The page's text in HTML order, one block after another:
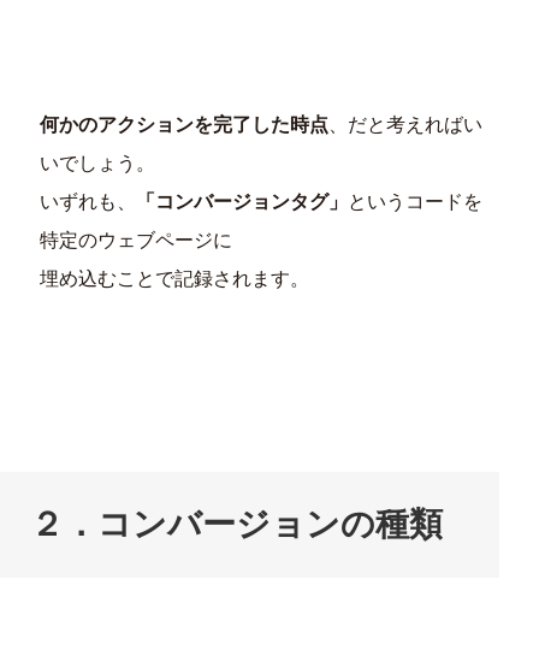
何かのアクションを完了した時点 、だと考えればい
いでしょう。
いずれも、
「コンバージョンタグ」 というコードを
特定のウェブページに
埋め込むことで記録されます。
２．コンバージョンの種類